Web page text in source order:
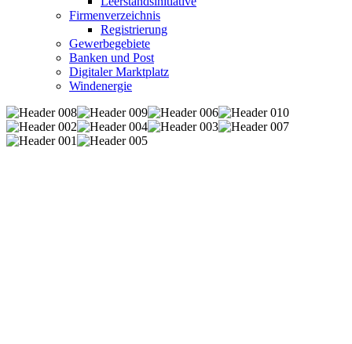
Firmenverzeichnis
Registrierung
Gewerbegebiete
Banken und Post
Digitaler Marktplatz
Windenergie